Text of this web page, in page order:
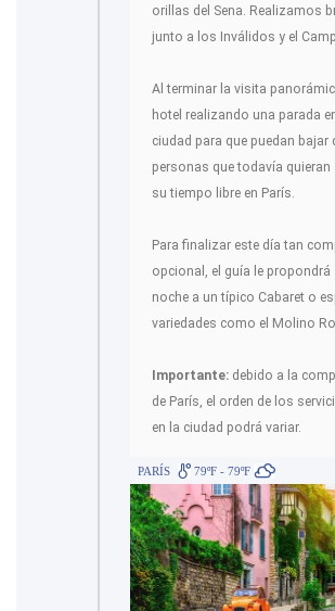
orillas del Sena. Realizamos
junto a los Inválidos y el
Al terminar la visita
hotel realizando una parada
ciudad para que puedan bajar
personas que todavía quieran
su tiempo libre en París.
Para finalizar este día tan
opcional, el guía le
noche a un típico Cabaret o
variedades como el Molino
Importante: debido a la
de París, el orden de los
en la ciudad podrá variar.
PARÍS 79ºF - 79ºF